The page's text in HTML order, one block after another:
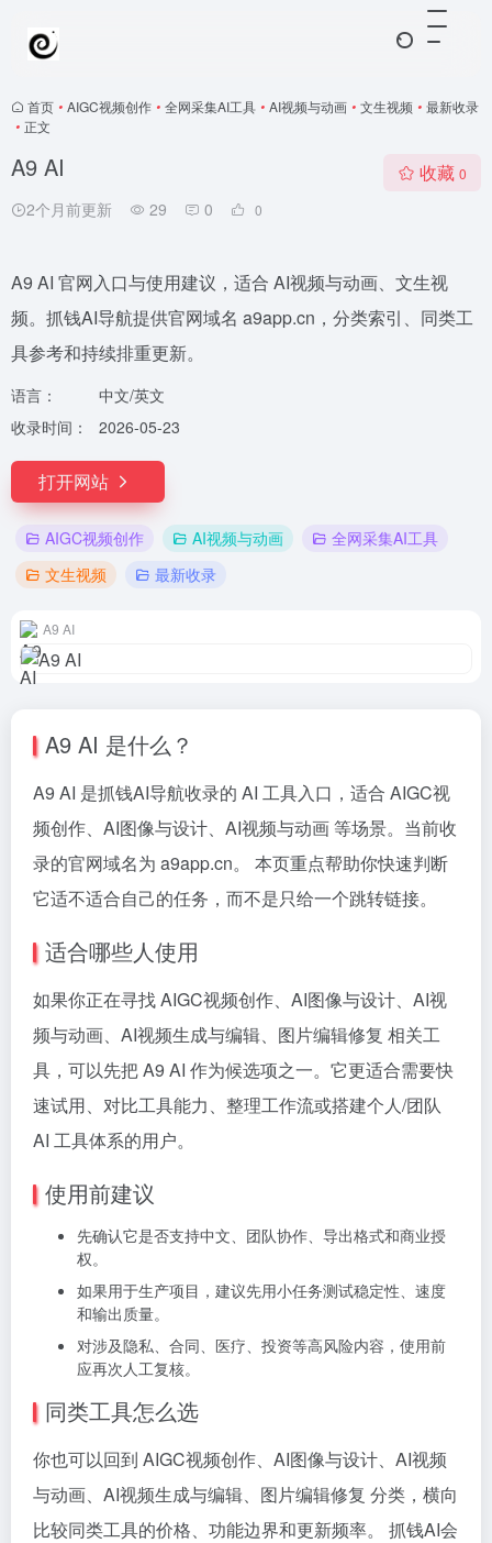
首页 • AIGC视频创作 • 全网采集AI工具 • AI视频与动画 • 文生视频 • 最新收录
• 正文
A9 AI
2个月前更新 29 0 0
收藏 0
A9 AI 官网入口与使用建议，适合 AI视频与动画、文生视
频。抓钱AI导航提供官网域名 a9app.cn，分类索引、同类工
具参考和持续排重更新。
语言：
中文/英文
收录时间：
2026-05-23
打开网站
AIGC视频创作 AI视频与动画
全网采集AI工具
文生视频
最新收录
A9 AI
A9 AI 是什么？
A9 AI 是抓钱AI导航收录的 AI 工具入口，适合 AIGC视
频创作、AI图像与设计、AI视频与动画 等场景。当前收
录的官网域名为 a9app.cn。 本页重点帮助你快速判断
它适不适合自己的任务，而不是只给一个跳转链接。
适合哪些人使用
如果你正在寻找 AIGC视频创作、AI图像与设计、AI视
频与动画、AI视频生成与编辑、图片编辑修复 相关工
具，可以先把 A9 AI 作为候选项之一。它更适合需要快
速试用、对比工具能力、整理工作流或搭建个人/团队
AI 工具体系的用户。
使用前建议
先确认它是否支持中文、团队协作、导出格式和商业授
权。
如果用于生产项目，建议先用小任务测试稳定性、速度
和输出质量。
对涉及隐私、合同、医疗、投资等高风险内容，使用前
应再次人工复核。
同类工具怎么选
你也可以回到 AIGC视频创作、AI图像与设计、AI视频
与动画、AI视频生成与编辑、图片编辑修复 分类，横向
比较同类工具的价格、功能边界和更新频率。 抓钱AI会